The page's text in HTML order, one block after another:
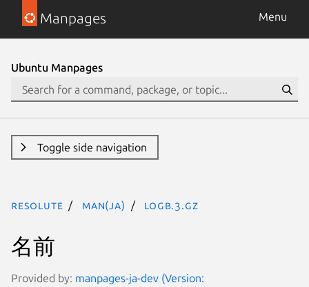
Manpages Menu
Ubuntu Manpages
Toggle side navigation
resolute man(ja) logb.3.gz
名前
Provided by: manpages-ja-dev (Version: